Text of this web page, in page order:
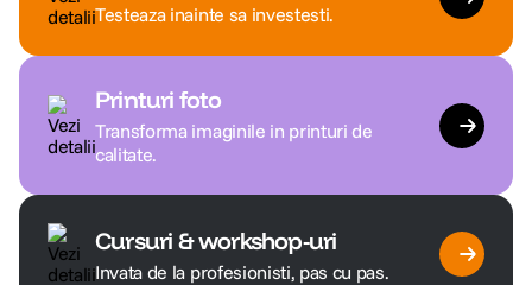
Testeaza inainte sa investesti.
Printuri foto
Transforma imaginile in printuri de
calitate.
Cursuri & workshop-uri
Invata de la profesionisti, pas cu pas.